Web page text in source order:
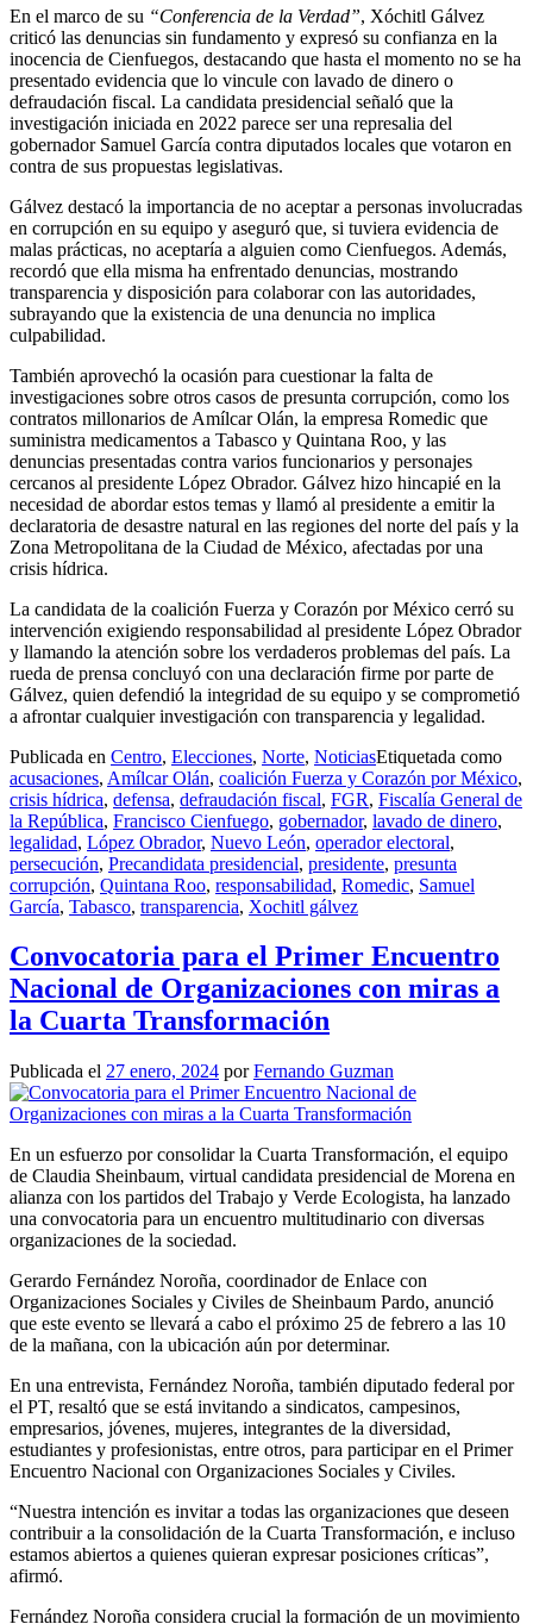
En el marco de su “Conferencia de la Verdad”, Xóchitl Gálvez
criticó las denuncias sin fundamento y expresó su confianza en la
inocencia de Cienfuegos, destacando que hasta el momento no se ha
presentado evidencia que lo vincule con lavado de dinero o
defraudación fiscal. La candidata presidencial señaló que la
investigación iniciada en 2022 parece ser una represalia del
gobernador Samuel García contra diputados locales que votaron en
contra de sus propuestas legislativas.
Gálvez destacó la importancia de no aceptar a personas involucradas
en corrupción en su equipo y aseguró que, si tuviera evidencia de
malas prácticas, no aceptaría a alguien como Cienfuegos. Además,
recordó que ella misma ha enfrentado denuncias, mostrando
transparencia y disposición para colaborar con las autoridades,
subrayando que la existencia de una denuncia no implica
culpabilidad.
También aprovechó la ocasión para cuestionar la falta de
investigaciones sobre otros casos de presunta corrupción, como los
contratos millonarios de Amílcar Olán, la empresa Romedic que
suministra medicamentos a Tabasco y Quintana Roo, y las
denuncias presentadas contra varios funcionarios y personajes
cercanos al presidente López Obrador. Gálvez hizo hincapié en la
necesidad de abordar estos temas y llamó al presidente a emitir la
declaratoria de desastre natural en las regiones del norte del país y la
Zona Metropolitana de la Ciudad de México, afectadas por una
crisis hídrica.
La candidata de la coalición Fuerza y Corazón por México cerró su
intervención exigiendo responsabilidad al presidente López Obrador
y llamando la atención sobre los verdaderos problemas del país. La
rueda de prensa concluyó con una declaración firme por parte de
Gálvez, quien defendió la integridad de su equipo y se comprometió
a afrontar cualquier investigación con transparencia y legalidad.
Publicada en Centro, Elecciones, Norte, NoticiasEtiquetada como
acusaciones, Amílcar Olán, coalición Fuerza y Corazón por México,
crisis hídrica, defensa, defraudación fiscal, FGR, Fiscalía General de
la República, Francisco Cienfuego, gobernador, lavado de dinero,
legalidad, López Obrador, Nuevo León, operador electoral,
persecución, Precandidata presidencial, presidente, presunta
corrupción, Quintana Roo, responsabilidad, Romedic, Samuel
García, Tabasco, transparencia, Xochitl gálvez
Convocatoria para el Primer Encuentro
Nacional de Organizaciones con miras a
la Cuarta Transformación
Publicada el 27 enero, 2024 porFernando Guzman
En un esfuerzo por consolidar la Cuarta Transformación, el equipo
de Claudia Sheinbaum, virtual candidata presidencial de Morena en
alianza con los partidos del Trabajo y Verde Ecologista, ha lanzado
una convocatoria para un encuentro multitudinario con diversas
organizaciones de la sociedad.
Gerardo Fernández Noroña, coordinador de Enlace con
Organizaciones Sociales y Civiles de Sheinbaum Pardo, anunció
que este evento se llevará a cabo el próximo 25 de febrero a las 10
de la mañana, con la ubicación aún por determinar.
En una entrevista, Fernández Noroña, también diputado federal por
el PT, resaltó que se está invitando a sindicatos, campesinos,
empresarios, jóvenes, mujeres, integrantes de la diversidad,
estudiantes y profesionistas, entre otros, para participar en el Primer
Encuentro Nacional con Organizaciones Sociales y Civiles.
“Nuestra intención es invitar a todas las organizaciones que deseen
contribuir a la consolidación de la Cuarta Transformación, e incluso
estamos abiertos a quienes quieran expresar posiciones críticas”,
afirmó.
Fernández Noroña considera crucial la formación de un movimiento